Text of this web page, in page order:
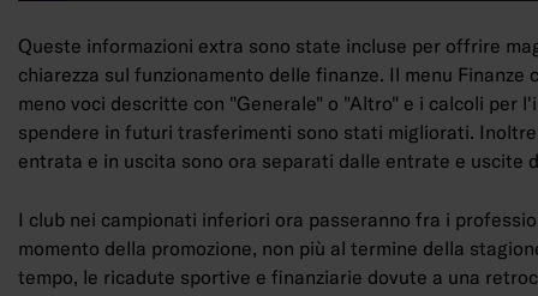
Queste informazioni extra sono state incluse per offrire
chiarezza sul funzionamento delle finanze. Il menu Finanze
meno voci descritte con "Generale" o "Altro" e i calcoli per
spendere in futuri trasferimenti sono stati migliorati.
entrata e in uscita sono ora separati dalle entrate e uscite
I club nei campionati inferiori ora passeranno fra i
momento della promozione, non più al termine della
tempo, le ricadute sportive e finanziarie dovute a una